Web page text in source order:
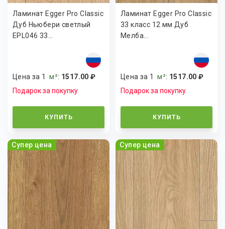
Ламинат Egger Pro Classic
Дуб Ньюбери светлый
EPL046 33...
Цена за 1м²: 1517.00 ₽
Подарок за покупку
КУПИТЬ
Ламинат Egger Pro Classic
33 класс 12 мм Дуб
Мелба...
Цена за 1м²: 1517.00 ₽
Подарок за покупку
КУПИТЬ
Супер цена Супер цена